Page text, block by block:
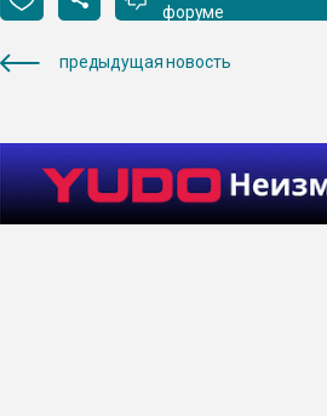
форуме
предыдущая новость